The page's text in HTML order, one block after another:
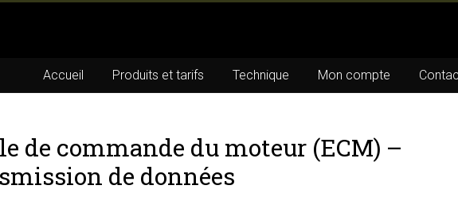
Accueil Produits et tarifs Technique Mon compte
de commande du moteur (ECM) –
de données